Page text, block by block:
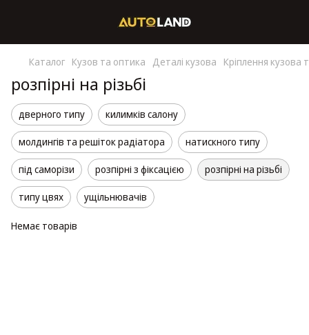
Каталог Кузов та оптика Деталі кузова Кріплення кузова
розпірні на різьбі
дверного типу килимків салону
молдингів та решіток радіатора натискного типу
під саморізи розпірні з фіксацією розпірні на різьбі
типу цвях ущільнювачів
Немає товарів